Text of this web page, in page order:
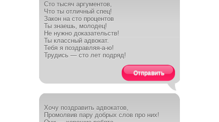
Сто тысяч аргументов,
Что ты отличный спец!
Закон на сто процентов
Ты знаешь, молодец!
Не нужно доказательств!
Ты классный адвокат.
Тебя я поздравляя-а-ю!
Трудись — сто лет подряд!
Отправить
Хочу поздравить адвокатов,
Промолвив пару добрых слов про них!